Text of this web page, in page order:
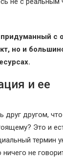
с
но и
и ее
друг другом,
Это и
термин
не